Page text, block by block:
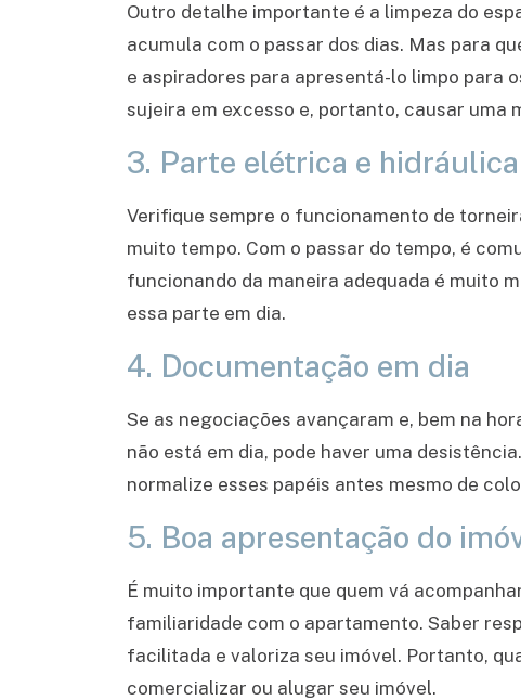
Outro detalhe importante é a limpeza do
acumula com o passar dos dias. Mas para
e aspiradores para apresentá-lo limpo para
sujeira em excesso e, portanto, causar uma
3. Parte elétrica e
Verifique sempre o funcionamento de
muito tempo. Com o passar do tempo, é
funcionando da maneira adequada é muito
essa parte em dia.
4. Documentação em dia
Se as negociações avançaram e, bem na
não está em dia, pode haver uma
normalize esses papéis antes mesmo de
5. Boa apresentação do
É muito importante que quem vá
familiaridade com o apartamento. Saber
facilitada e valoriza seu imóvel. Portanto,
comercializar ou alugar seu imóvel.